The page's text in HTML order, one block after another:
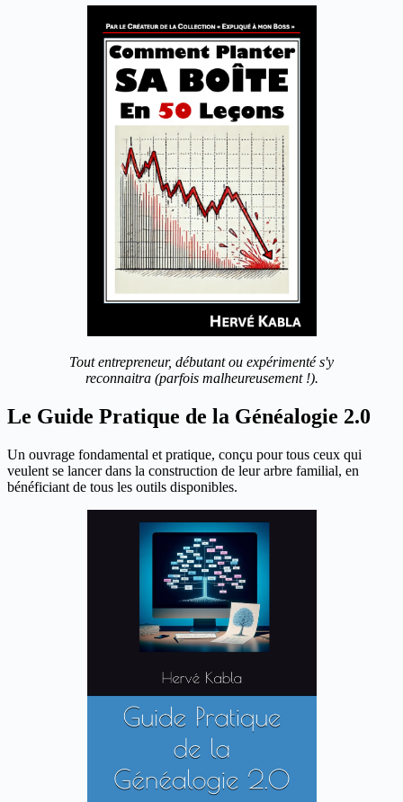
Tout entrepreneur, débutant ou expérimenté s'y
reconnaitra (parfois malheureusement !).
Le Guide Pratique de la Généalogie 2.0
Un ouvrage fondamental et pratique, conçu pour tous ceux qui
veulent se lancer dans la construction de leur arbre familial, en
bénéficiant de tous les outils disponibles.